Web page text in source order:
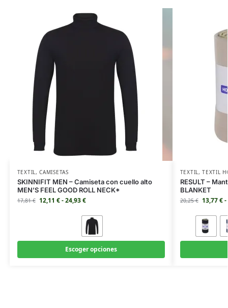
TEXTIL,CAMISETAS
SKINNIFIT MEN – Camiseta con cuello alto
MEN’S FEEL GOOD ROLL NECK*
17,81€ 12,11 €-24,93€
Escoger opciones
TEXTIL,TEXTIL
RESULT –
BLANKET
20,25€ 13,77€-